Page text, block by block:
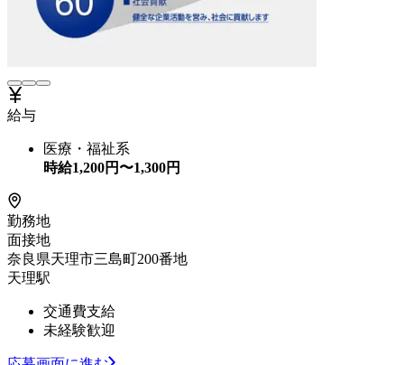
給与
医療・福祉系
時給1,200円〜1,300円
勤務地
面接地
奈良県天理市三島町200番地
天理駅
交通費支給
未経験歓迎